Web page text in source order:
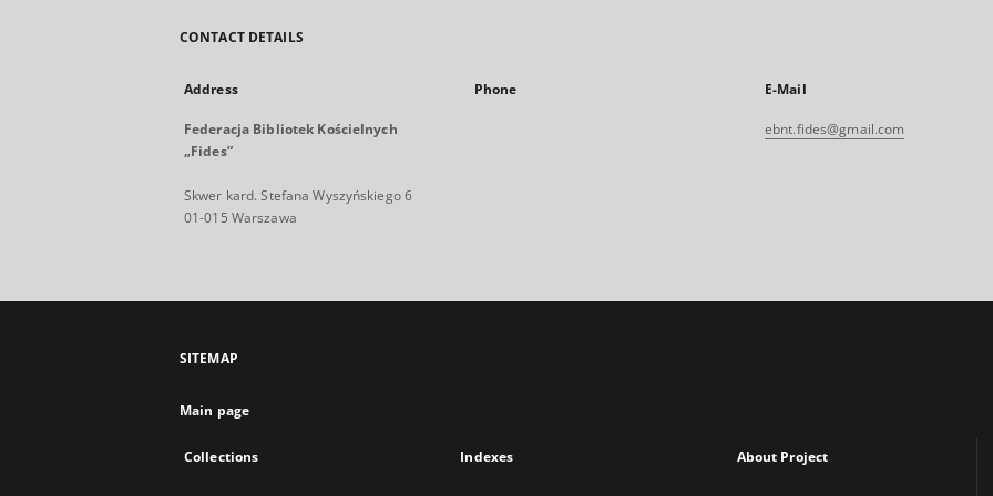
CONTACT DETAILS
Address
Federacja Bibliotek Kościelnych
„Fides”
Skwer kard. Stefana Wyszyńskiego 6
01-015 Warszawa
Phone E-Mail
ebnt.fides@gmail.com
SITEMAP
Main page
Collections Indexes About Project